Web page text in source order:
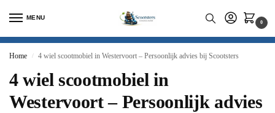
MENU
0
Home / 4 wiel scootmobiel in Westervoort – Persoonlijk advies bij Scootsters
4 wiel scootmobiel in
Westervoort – Persoonlijk advies